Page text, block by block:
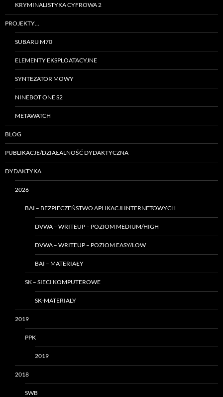
KRYMINALISTYKA CYFROWA 2
PROJEKTY…
SUBARU M70
ELEMENTY EKSPLOATACYJNE
SYNTEZATOR MOWY
NINEBOT ONE S2
METAWATCH
BLOG
PUBLIKACJE/DZIAŁALNOŚĆ DYDAKTYCZNA
DYDAKTYKA
2026
BAI – BEZPIECZEŃSTWO APLIKACJI INTERNETOWYCH
DVWA – WRITEUP – POZIOM MEDIUM/HIGH
DVWA – WRITEUP – POZIOM EASY/LOW
BAI – MATERIAŁY
SK – SIECI KOMPUTEROWE
SK-MATERIALY
2019
PPK
2019
2018
SWB